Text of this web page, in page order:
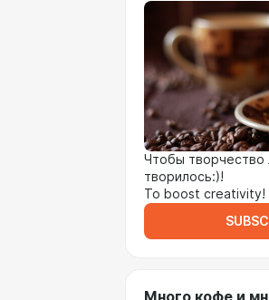
Чтобы творчество
творилось:)!
To boost creativity!